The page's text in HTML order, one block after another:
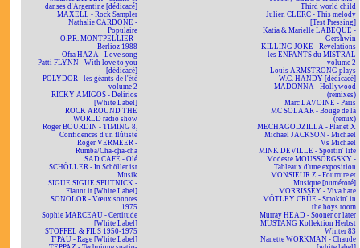
danses d'Argentine [dédicacé]
MAXELL - Rock Sampler
Nathalie CARDONE -
Populaire
O.P.R. MONTPELLIER -
Berlioz 1988
Ofra HAZA - Love song
Patti FLYNN - With love to you
[dédicacé]
POLYDOR - les géants de l'été
volume 2
RICKY AMIGOS - Delirios
[White Label]
ROCK AROUND THE
WORLD radio show
Roger BOURDIN - TIMING 8,
Confidences d'un flûtiste
Roger VERMEER -
Rumba/Cha-cha-cha
SAD CAFÉ - Olé
SCHÖLLER - In Schöller ist
Musik
SIGUE SIGUE SPUTNICK -
Flaunt it [White Label]
SONOLOR - Vœux sonores
1975
Sophie MARCEAU - Certitude
[White Label]
STOFFEL & FILS 1950-1975
T'PAU - Rage [White Label]
Third world child
Julien CLERC - This melody
[Test Pressing]
Katia & Marielle LABEQUE -
Gershwin
KILLING JOKE - Revelations
les ENFANTS du MISTRAL
volume 2
Louis ARMSTRONG plays
W.C. HANDY [dédicacé]
MADONNA - Hollywood
(remixes)
Marc LAVOINE - Paris
MC SOLAAR - Bouge de là
(remix)
MECHAGODZILLA - Planet X
Michael JACKSON - Michael
Vs Michael
MINK DEVILLE - Sportin' life
Modeste MOUSSORGSKY -
Tableaux d'une exposition
MONSIEUR Z - Fourrure et
Musique [numéroté]
MORRISSEY - Viva hate
MÖTLEY CRÜE - Smokin' in
the boys room
Murray HEAD - Sooner or later
MUSTANG Kollektion Herbst
Winter 83
Nanette WORKMAN - Chaude